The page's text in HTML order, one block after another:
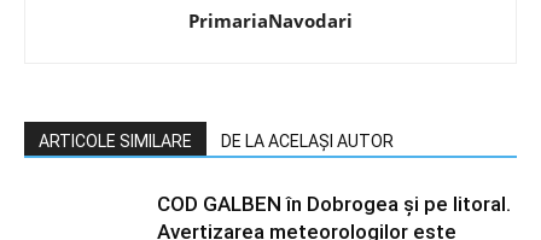
PrimariaNavodari
ARTICOLE SIMILARE DE LA ACELAȘI AUTOR
COD GALBEN în Dobrogea și pe litoral.
Avertizarea meteorologilor este